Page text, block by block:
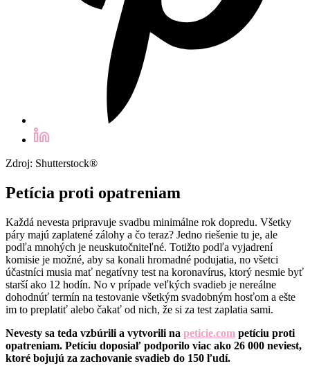
Zdroj: Shutterstock®
Petícia proti opatreniam
Každá nevesta pripravuje svadbu minimálne rok dopredu. Všetky
páry majú zaplatené zálohy a čo teraz? Jedno riešenie tu je, ale
podľa mnohých je neuskutočniteľné. Totižto podľa vyjadrení
komisie je možné, aby sa konali hromadné podujatia, no všetci
účastníci musia mať negatívny test na koronavírus, ktorý nesmie byť
starší ako 12 hodín. No v prípade veľkých svadieb je nereálne
dohodnúť termín na testovanie všetkým svadobným hosťom a ešte
im to preplatiť alebo čakať od nich, že si za test zaplatia sami.
Nevesty sa teda vzbúrili a vytvorili na peticie.com petíciu proti
opatreniam. Petíciu doposiaľ podporilo viac ako 26 000 neviest,
ktoré bojujú za zachovanie svadieb do 150 ľudí.